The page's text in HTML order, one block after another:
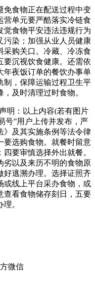
食物正在配送过程中变
营单元要严酷落实冷链食
觉食物平安违法违规行为
污染；加强从业人员健康
采购关口。冷藏、冷冻食
要沉视饮食健康。还需依
年夜饭订单的餐饮办事单
制，保障运输过程卫生平
及时清理过时食物。
：以上内容(若有图片
号”用户上传并发布，严
》及其实施条例等法令律
要选购食物。就餐时留意
要审慎选择外出就餐。
劣以及来历不明的食物原
好逃溯办理。选择证照齐
或线上平台采办食物，或
查看食物储存刻日，五要
。
微信